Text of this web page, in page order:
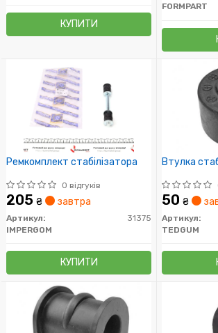
КУПИТИ
FORMPART
Ремкомплект стабілізатора
0 відгуків
205 ₴ завтра
Артикул:
31375
IMPERGOM
КУПИТИ
Втулка
50 ₴
Артикул:
TEDGUM